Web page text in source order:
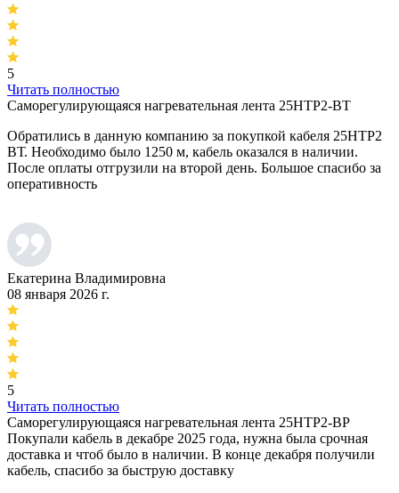
5
Читать полностью
Саморегулирующаяся нагревательная лента 25НТР2-ВТ
Обратились в данную компанию за покупкой кабеля 25НТР2
ВТ. Необходимо было 1250 м, кабель оказался в наличии.
После оплаты отгрузили на второй день. Большое спасибо за
оперативность
Екатерина Владимировна
08 января 2026 г.
5
Читать полностью
Саморегулирующаяся нагревательная лента 25НТР2-ВР
Покупали кабель в декабре 2025 года, нужна была срочная
доставка и чтоб было в наличии. В конце декабря получили
кабель, спасибо за быструю доставку